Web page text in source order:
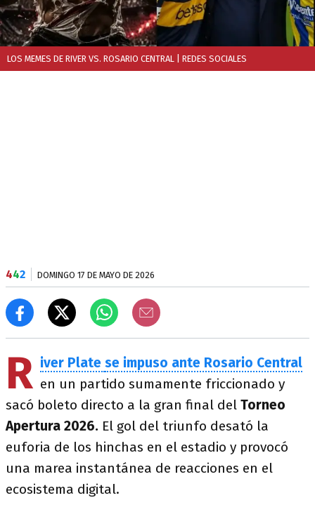
LOS MEMES DE RIVER VS. ROSARIO CENTRAL | REDES SOCIALES
442 DOMINGO 17 DE MAYO DE 2026
R iver Plate se impuso ante Rosario Central
en un partido sumamente friccionado y
sacó boleto directo a la gran final del Torneo
Apertura 2026. El gol del triunfo desató la
euforia de los hinchas en el estadio y provocó
una marea instantánea de reacciones en el
ecosistema digital.